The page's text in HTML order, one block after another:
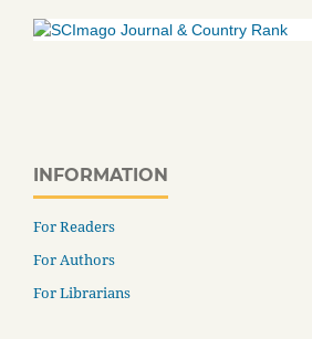
INFORMATION
For Readers
For Authors
For Librarians